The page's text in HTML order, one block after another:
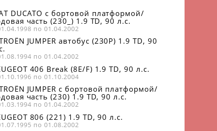
DUCATO c бортовой платформой/
часть (230_) 1.9 TD, 90 л.с.
по 01.04.2002
JUMPER автобус (230P) 1.9 TD, 90
по 01.04.2002
406 Break (8E/F) 1.9 TD, 90 л.с.
по 01.10.2004
JUMPER c бортовой платформой/
часть (230) 1.9 TD, 90 л.с.
по 01.04.2002
806 (221) 1.9 TD, 90 л.с.
по 01.08.2002